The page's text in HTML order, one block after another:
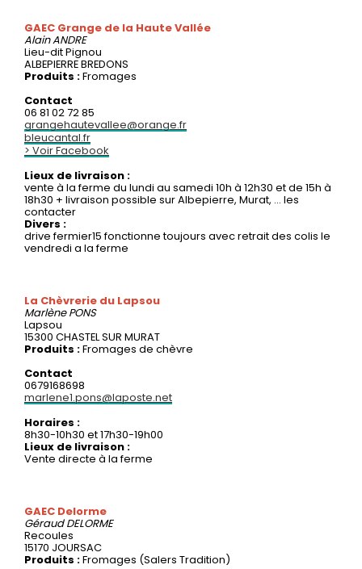
GAEC Grange de la Haute Vallée
AlainANDRE
Lieu-dit Pignou
ALBEPIERRE BREDONS
Produits :Fromages
Contact
06 81 02 72 85
grangehautevallee@orange.fr
bleucantal.fr
> Voir Facebook
Lieux de livraison :
vente à la ferme du lundi au samedi 10h à 12h30 et de 15h à
18h30 + livraison possible sur Albepierre, Murat, … les
contacter
Divers :
drive fermier15 fonctionne toujours avec retrait des colis le
vendredi a la ferme
La Chèvrerie du Lapsou
MarlènePONS
Lapsou
15300 CHASTEL SUR MURAT
Produits :Fromages de chèvre
Contact
0679168698
marlene1.pons@laposte.net
Horaires :
8h30-10h30 et 17h30-19h00
Lieux de livraison :
Vente directe à la ferme
GAEC Delorme
GéraudDELORME
Recoules
15170 JOURSAC
Produits :Fromages (Salers Tradition)